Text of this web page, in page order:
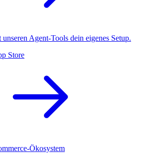
Agent-Tools dein eigenes Setup.
Store
Ökosystem